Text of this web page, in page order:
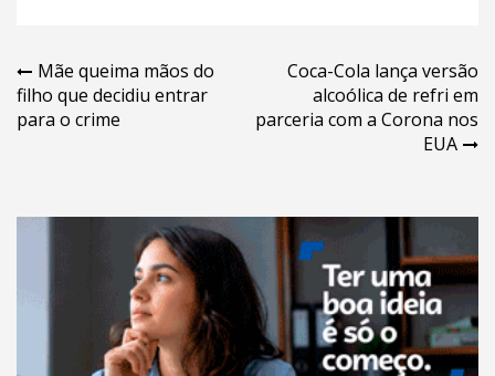
Navegação
de
Mãe queima mãos do
filho que decidiu entrar
para o crime
Coca-Cola lança versão
alcoólica de refri em
parceria com a Corona nos
EUA